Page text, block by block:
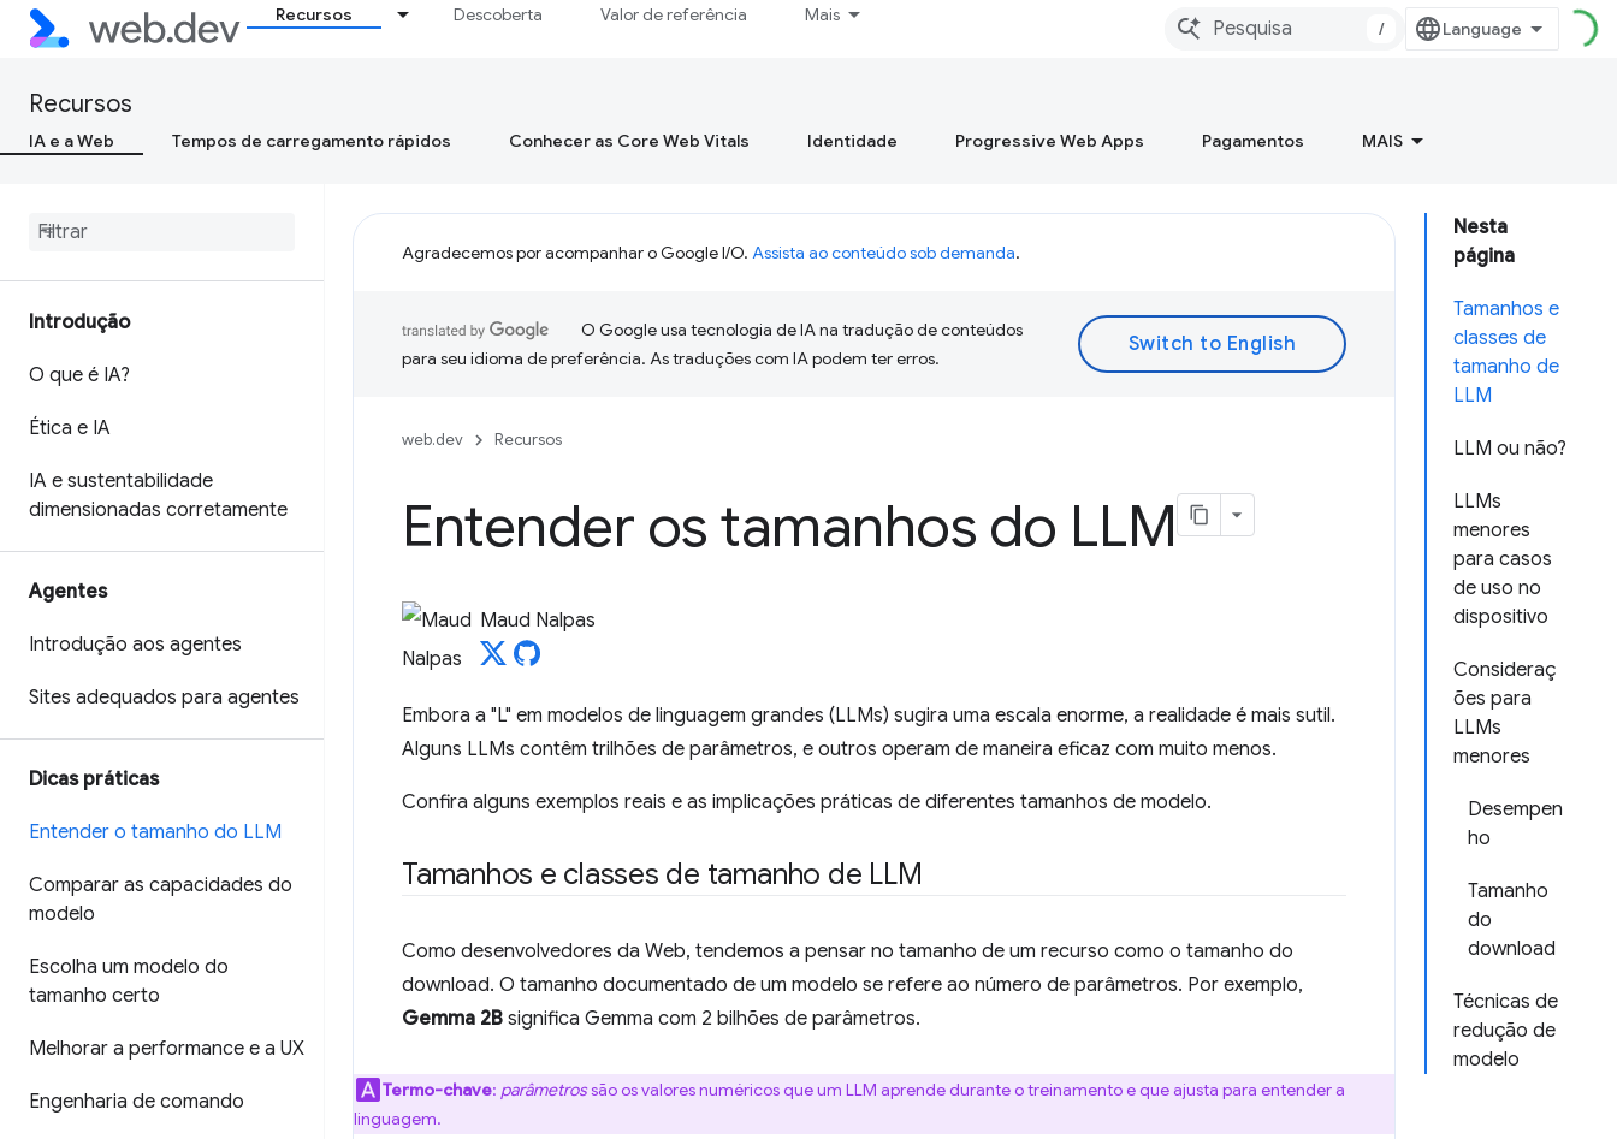
Recursos Descoberta Valor de referência Mais
/
Recursos
IA e a Web Tempos de carregamento rápidos Conhecer as Core Web Vitals Identidade Progressive Web Apps Pagamentos MAIS
Introdução
O que é IA?
Ética e IA
IA e sustentabilidade
dimensionadas corretamente
Agentes
Introdução aos agentes
Sites adequados para agentes
Dicas práticas
Entender o tamanho do LLM
Comparar as capacidades do
modelo
Escolha um modelo do
tamanho certo
Melhorar a performance e a UX
Engenharia de comando
Nesta
página
Tamanhos e
classes de
tamanho de
LLM
LLM ou não?
LLMs
menores
para casos
de uso no
dispositivo
Consideraç
ões para
LLMs
menores
Desempen
ho
Tamanho
do
download
Técnicas de
redução de
modelo
Agradecemos por acompanhar o Google I/O. Assista ao conteúdo sob demanda.
O Google usa tecnologia de IA na tradução de conteúdos
para seu idioma de preferência. As traduções com IA podem ter erros.
web.dev Recursos
Entender os tamanhos do LLM
Maud Nalpas
Embora a "L" em modelos de linguagem grandes (LLMs) sugira uma escala enorme, a realidade é mais sutil.
Alguns LLMs contêm trilhões de parâmetros, e outros operam de maneira eficaz com muito menos.
Confira alguns exemplos reais e as implicações práticas de diferentes tamanhos de modelo.
Tamanhos e classes de tamanho de LLM
Como desenvolvedores da Web, tendemos a pensar no tamanho de um recurso como o tamanho do
download. O tamanho documentado de um modelo se refere ao número de parâmetros. Por exemplo,
Gemma 2B significa Gemma com 2 bilhões de parâmetros.
Termo-chave: parâmetrossão os valores numéricos que um LLM aprende durante o treinamento e que ajusta para entender a
linguagem.